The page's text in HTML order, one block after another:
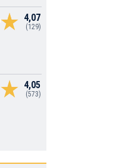
4,07
(129)
4,05
(573)